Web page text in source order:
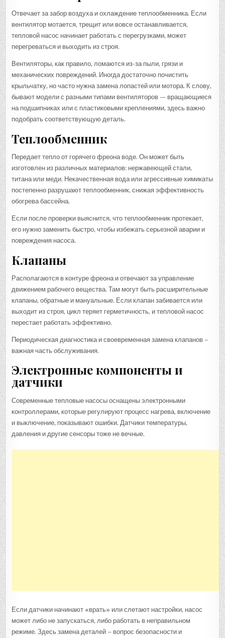
Отвечает за забор воздуха и охлаждение теплообменника. Если
вентилятор мотается, трещит или вовсе останавливается,
тепловой насос начинает работать с перегрузками, может
перегреваться и выходить из строя.
Вентиляторы, как правило, ломаются из-за пыли, грязи и
механических повреждений. Иногда достаточно почистить
крыльчатку, но часто нужна замена лопастей или мотора. К слову,
бывают модели с разными типами вентиляторов — вращающиеся
на подшипниках или с пластиковыми креплениями, здесь важно
подобрать соответствующую деталь.
Теплообменник
Передает тепло от горячего фреона воде. Он может быть
изготовлен из различных материалов: нержавеющей стали,
титана или меди. Некачественная вода или агрессивные химикаты
постепенно разрушают теплообменник, снижая эффективность
обогрева бассейна.
Если после проверки выяснится, что теплообменник протекает,
его нужно заменить быстро, чтобы избежать серьезной аварии и
повреждения насоса.
Клапаны
Располагаются в контуре фреона и отвечают за управление
движением рабочего вещества. Там могут быть расширительные
клапаны, обратные и мануальные. Если клапан забивается или
выходит из строя, цикл теряет герметичность, и тепловой насос
перестает работать эффективно.
Периодическая диагностика и своевременная замена клапанов –
важная часть обслуживания.
Электронные компоненты и
датчики
Современные тепловые насосы оснащены электронными
контроллерами, которые регулируют процесс нагрева, включение
и выключение, показывают ошибки. Датчики температуры,
давления и другие сенсоры тоже не вечные.
Если датчики начинают «врать» или слетают настройки, насос
может либо не запускаться, либо работать в неправильном
режиме. Здесь замена деталей – вопрос безопасности и